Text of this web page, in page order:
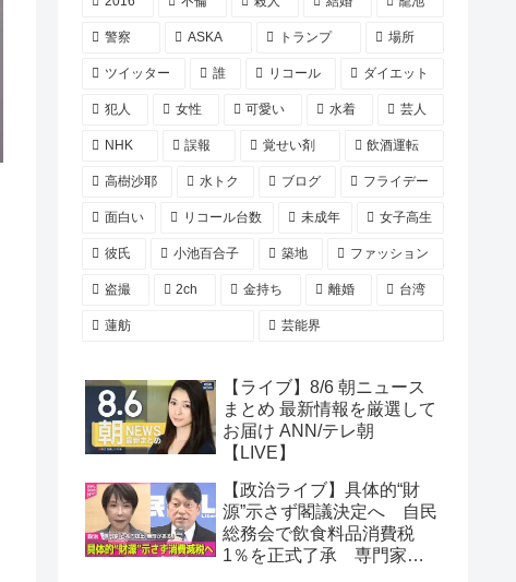
警察 ASKA トランプ 場所
ツイッター 誰 リコール ダイエット
犯人 女性 可愛い 水着 芸人
NHK 誤報 覚せい剤 飲酒運転
高樹沙耶 水トク ブログ フライデー
面白い リコール台数 未成年 女子高生
彼氏 小池百合子 築地 ファッション
盗撮 2ch 金持ち 離婚 台湾
蓮舫 芸能界
【ライブ】8/6 朝ニュース
まとめ 最新情報を厳選して
お届け ANN/テレ朝
【LIVE】
【政治ライブ】具体的“財
源”示さず閣議決定へ 自民
総務会で飲食料品消費税
1％を正式了承 専門家